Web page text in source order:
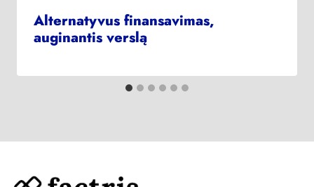
Alternatyvus finansavimas,
auginantis verslą